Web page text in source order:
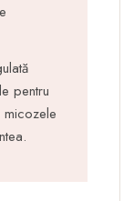
pentru